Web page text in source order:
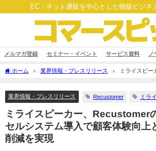
EC・ネット通販を中心とした物販ビジネ
メルマガ登録 セミナー・イベント サービス資料
ホーム 業界情報・プレスリリース
ミライスピー
業界情報・プレスリリース Recustomer ミラ
ミライスピーカー、Recustomer
セルシステム導入で顧客体験向上
削減を実現